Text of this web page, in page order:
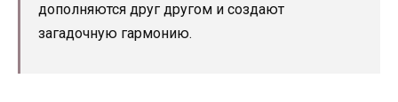
дополняются друг другом и создают
загадочную гармонию.